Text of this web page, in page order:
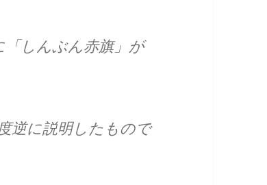
しんぶん赤旗」が
逆に説明したもので